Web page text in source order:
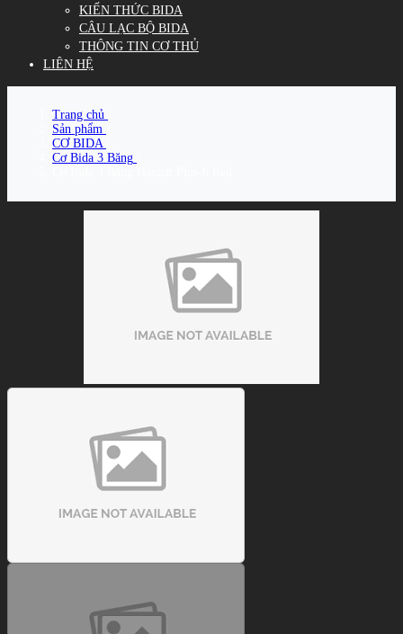
KIẾN THỨC BIDA
CÂU LẠC BỘ BIDA
THÔNG TIN CƠ THỦ
LIÊN HỆ
Trang chủ
Sản phẩm
CƠ BIDA
Cơ Bida 3 Băng